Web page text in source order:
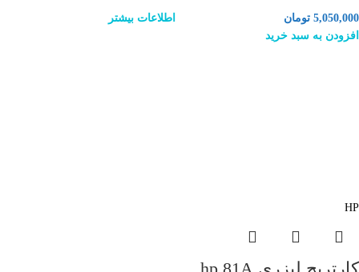
5,050,000 تومان
افزودن به سبد خرید
اطلاعات بیشتر
HP
کارتریج لیزری hp 81A